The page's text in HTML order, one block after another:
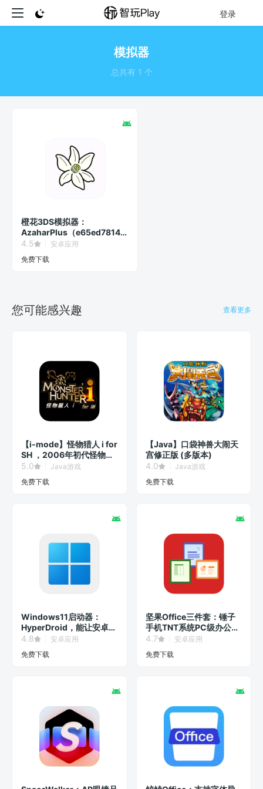
登录
模拟器
总共有 1 个
橙花3DS模拟器：
AzaharPlus（e65ed7814）
版本号
4.5
安卓应用
免费下载
您可能感兴趣 查看更多
【i-mode】怪物猎人 i for
SH ，2006年初代怪物猎
人手游！
5.0
Java游戏
免费下载
【Java】口袋神兽大闹天
宫修正版 (多版本)
4.0
Java游戏
免费下载
Windows11启动器：
HyperDroid，能让安卓系
统秒变Win11界面！
4.8
安卓应用
免费下载
坚果Office三件套：锤子
手机TNT系统PC级办公软
件！
4.7
安卓应用
免费下载